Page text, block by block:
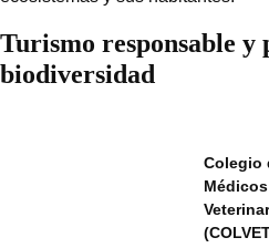
Turismo responsable y
biodiversidad
Colegio
Médicos